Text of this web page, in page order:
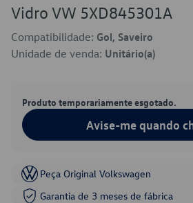
Vidro VW 5XD845301A
Compatibilidade: Gol, Saveiro
Unidade de venda: Unitário(a)
Produto temporariamente esgotado.
Avise-me quando
Peça Original Volkswagen
Garantia de 3 meses de fábrica